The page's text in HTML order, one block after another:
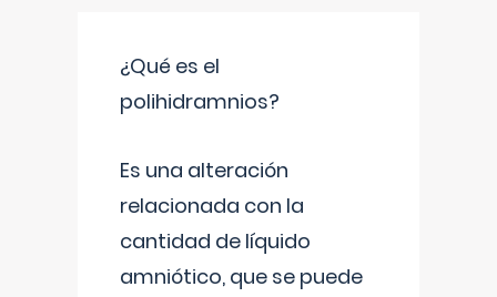
¿Qué es el
polihidramnios?
Es una alteración
relacionada con la
cantidad de líquido
amniótico, que se puede